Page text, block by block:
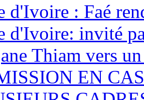
d'Ivoire : Faé
d'Ivoire: invité
Thiam vers
EN